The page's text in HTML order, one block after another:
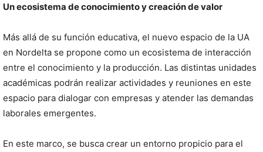
Un ecosistema de conocimiento y creación de valor
Más allá de su función educativa, el nuevo espacio de la UA
en Nordelta se propone como un ecosistema de interacción
entre el conocimiento y la producción. Las distintas unidades
académicas podrán realizar actividades y reuniones en este
espacio para dialogar con empresas y atender las demandas
laborales emergentes.
En este marco, se busca crear un entorno propicio para el